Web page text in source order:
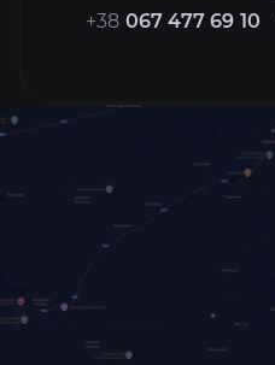
+38 067 477 69 10